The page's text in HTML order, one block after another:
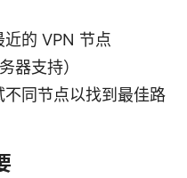
的 VPN 节点
器支持）
同节点以找到最佳路